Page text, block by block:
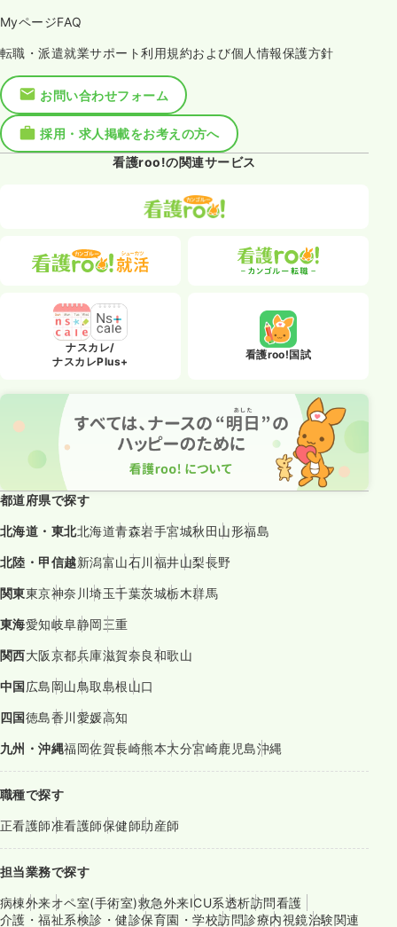
MyページFAQ
転職・派遣就業サポート利用規約および個人情報保護方針
お問い合わせフォーム
採用・求人掲載をお考えの方へ
看護roo!の関連サービス
ナスカレ/
ナスカレPlus+
看護roo!国試
都道府県で探す
北海道・東北北海道青森岩手宮城秋田山形福島
北陸・甲信越新潟富山石川福井山梨長野
関東東京神奈川埼玉千葉茨城栃木群馬
東海愛知岐阜静岡三重
関西大阪京都兵庫滋賀奈良和歌山
中国広島岡山鳥取島根山口
四国徳島香川愛媛高知
九州・沖縄福岡佐賀長崎熊本大分宮崎鹿児島沖縄
職種で探す
正看護師准看護師保健師助産師
担当業務で探す
病棟外来オペ室(手術室)救急外来ICU系透析訪問看護
介護・福祉系検診・健診保育園・学校訪問診療内視鏡治験関連